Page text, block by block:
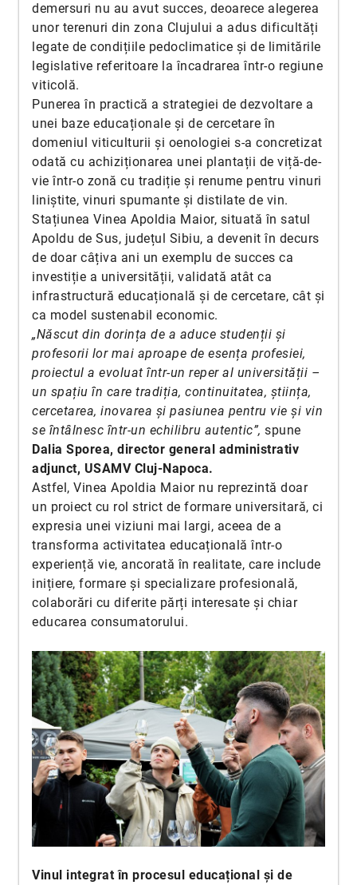
demersuri nu au avut succes, deoarece alegerea
unor terenuri din zona Clujului a adus dificultăți
legate de condițiile pedoclimatice și de limitările
legislative referitoare la încadrarea într-o regiune
viticolă.
Punerea în practică a strategiei de dezvoltare a
unei baze educaționale și de cercetare în
domeniul viticulturii și oenologiei s-a concretizat
odată cu achiziționarea unei plantații de viță-de-
vie într-o zonă cu tradiție și renume pentru vinuri
liniștite, vinuri spumante și distilate de vin.
Stațiunea Vinea Apoldia Maior, situată în satul
Apoldu de Sus, județul Sibiu, a devenit în decurs
de doar câțiva ani un exemplu de succes ca
investiție a universității, validată atât ca
infrastructură educațională și de cercetare, cât și
ca model sustenabil economic.
„Născut din dorința de a aduce studenții și
profesorii lor mai aproape de esența profesiei,
proiectul a evoluat într-un reper al universității –
un spațiu în care tradiția, continuitatea, știința,
cercetarea, inovarea și pasiunea pentru vie și vin
se întâlnesc într-un echilibru autentic”, spune
Dalia Sporea, director general administrativ
adjunct, USAMV Cluj-Napoca.
Astfel, Vinea Apoldia Maior nu reprezintă doar
un proiect cu rol strict de formare universitară, ci
expresia unei viziuni mai largi, aceea de a
transforma activitatea educațională într-o
experiență vie, ancorată în realitate, care include
inițiere, formare și specializare profesională,
colaborări cu diferite părți interesate și chiar
educarea consumatorului.
Vinul integrat în procesul educațional și de